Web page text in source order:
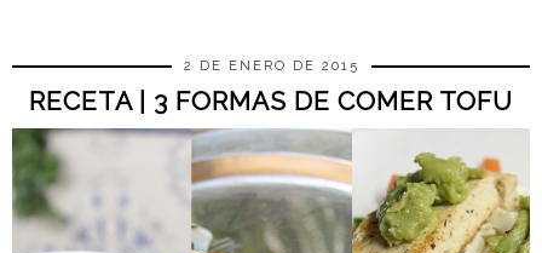
2 DE ENERO DE 2015
RECETA | 3 FORMAS DE COMER TOFU